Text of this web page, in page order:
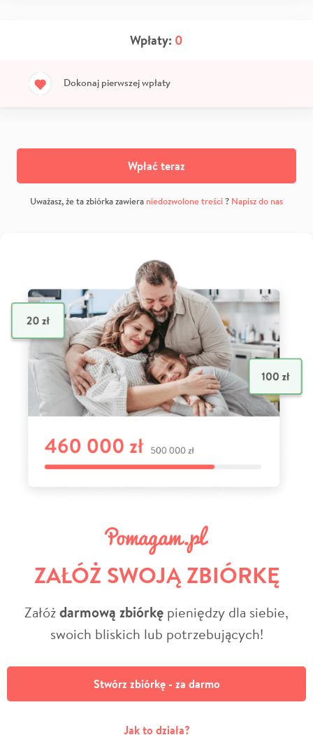
Wpłaty: 0
Dokonaj pierwszej wpłaty
Wpłać teraz
Uważasz, że ta zbiórka zawiera niedozwolone treści? Napisz do nas
ZAŁÓŻ SWOJĄ ZBIÓRKĘ
Załóżdarmową zbiórkę pieniędzy dla siebie,
swoich bliskich lub potrzebujących!
Stwórz zbiórkę - za darmo
Jak to działa?